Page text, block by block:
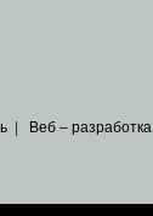
Веб – разработка